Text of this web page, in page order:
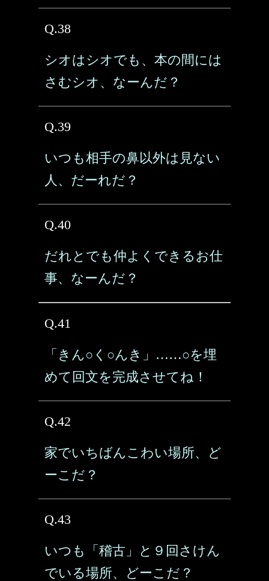
Q.38
シオはシオでも、本の間には
さむシオ、なーんだ？
Q.39
いつも相手の鼻以外は見ない
人、だーれだ？
Q.40
だれとでも仲よくできるお仕
事、なーんだ？
Q.41
「きん○く○んき」……○を埋
めて回文を完成させてね！
Q.42
家でいちばんこわい場所、ど
ーこだ？
Q.43
いつも「稽古」と９回さけん
でいる場所、どーこだ？